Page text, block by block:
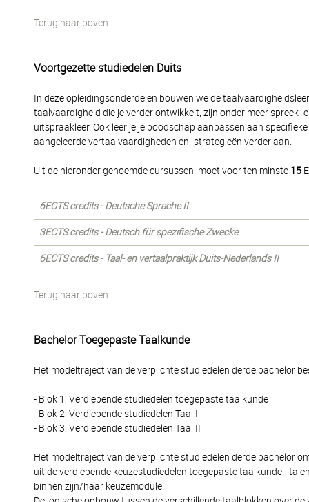
Terug naar boven
Voortgezette studiedelen Duits
In deze opleidingsonderdelen bouwen we de
taalvaardigheid die je verder ontwikkelt, zijn onder meer
uitspraakleer. Ook leer je je boodschap aanpassen aan
aangeleerde vertaalvaardigheden en -strategieën verder aan.
Uit de hieronder genoemde cursussen, moet voor ten minste 15
6ECTS credits - Deutsche Sprache II
3ECTS credits - Deutsch für spezifische Zwecke
6ECTS credits - Taal- en vertaalpraktijk Duits-Nederlands II
Terug naar boven
Bachelor Toegepaste Taalkunde
Het modeltraject van de verplichte studiedelen derde bachelor
- Blok 1: Verdiepende studiedelen toegepaste taalkunde
- Blok 2: Verdiepende studiedelen Taal I
- Blok 3: Verdiepende studiedelen Taal II
Het modeltraject van de verplichte studiedelen derde bachelor
uit de verdiepende keuzestudiedelen toegepaste taalkunde -
binnen zijn/haar keuzemodule.